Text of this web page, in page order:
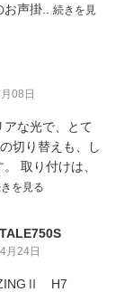
声掛.. 続きを見
08日
な光で、とて
切り替えも、し
取り付けは、
を見る
月24日
H7